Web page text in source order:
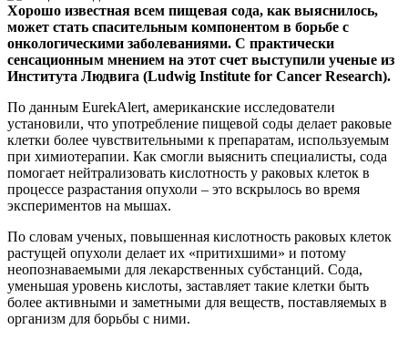
Хорошо известная всем пищевая сода, как выяснилось,
может стать спасительным компонентом в борьбе с
онкологическими заболеваниями. С практически
сенсационным мнением на этот счет выступили ученые из
Института Людвига (Ludwig Institute for Cancer Research).
По данным EurekAlert, американские исследователи
установили, что употребление пищевой соды делает раковые
клетки более чувствительными к препаратам, используемым
при химиотерапии. Как смогли выяснить специалисты, сода
помогает нейтрализовать кислотность у раковых клеток в
процессе разрастания опухоли – это вскрылось во время
экспериментов на мышах.
По словам ученых, повышенная кислотность раковых клеток
растущей опухоли делает их «притихшими» и потому
неопознаваемыми для лекарственных субстанций. Сода,
уменьшая уровень кислоты, заставляет такие клетки быть
более активными и заметными для веществ, поставляемых в
организм для борьбы с ними.